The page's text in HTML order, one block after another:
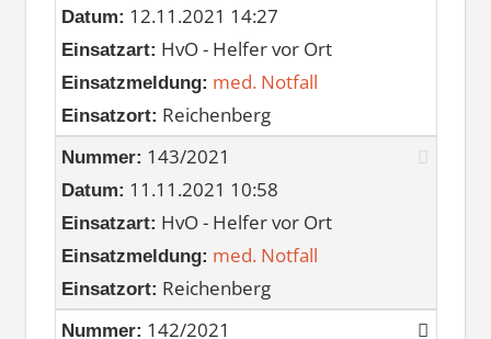
Datum: 12.11.2021 14:27
Einsatzart: HvO - Helfer vor Ort
Einsatzmeldung: med. Notfall
Einsatzort: Reichenberg
Nummer: 143/2021
Datum: 11.11.2021 10:58
Einsatzart: HvO - Helfer vor Ort
Einsatzmeldung: med. Notfall
Einsatzort: Reichenberg
Nummer: 142/2021